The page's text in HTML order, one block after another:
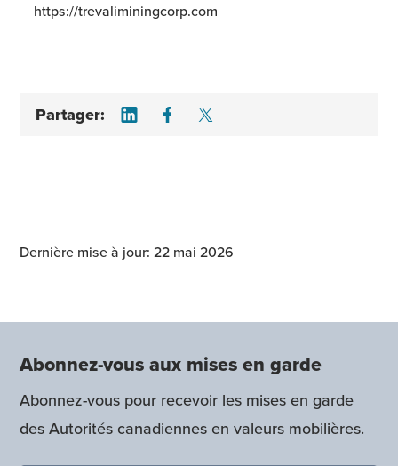
https://trevaliminingcorp.com
Partager: Share on LinkedIn
Share on Facebook
Dernière mise à jour: 22 mai 2026
Abonnez-vous aux mises en garde
Abonnez-vous pour recevoir les mises en garde
des Autorités canadiennes en valeurs mobilières.